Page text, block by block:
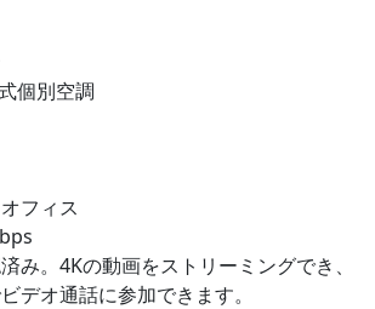
個別空調
フィス
み。4Kの動画をストリーミングでき、
デオ通話に参加できます。